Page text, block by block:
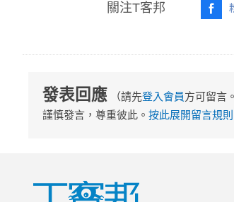
關注T客邦
發表回應 （請先登入會員方可留言
謹慎發言，尊重彼此。 按此展開留言規則